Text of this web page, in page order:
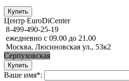
Центр EuroDiCenter
8-499-490-25-19
ежедневно с 09.00 до 21.00
Москва, Люсиновская ул., 53к2
Серпуховская
Ваше имя*: